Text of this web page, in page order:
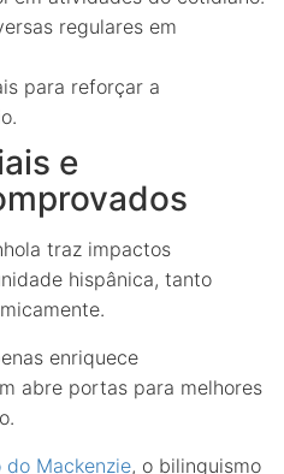
regulares em
para reforçar a
e
traz impactos
hispânica, tanto
enriquece
abre portas para melhores
do Mackenzie, o bilinguismo